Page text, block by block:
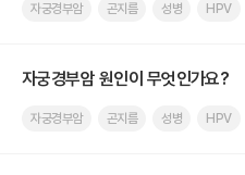
자궁경부암 곤지름 성병 HPV
자궁경부암 원인이 무엇인가요?
자궁경부암 곤지름 성병 HPV